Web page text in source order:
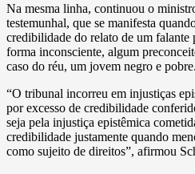
Na mesma linha, continuou o
testemunhal, que se manifesta
credibilidade do relato de um falante
forma inconsciente, algum
caso do réu, um jovem negro e pobre.
“O tribunal incorreu em injustiças
por excesso de credibilidade
seja pela injustiça epistêmica
credibilidade justamente quando
como sujeito de direitos”, afirmou